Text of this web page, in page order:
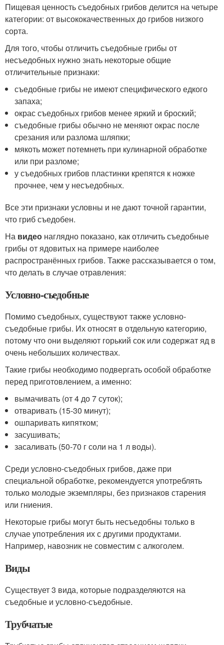
Пищевая ценность съедобных грибов делится на четыре
категории: от высококачественных до грибов низкого
сорта.
Для того, чтобы отличить съедобные грибы от
несъедобных нужно знать некоторые общие
отличительные признаки:
съедобные грибы не имеют специфического едкого
запаха;
окрас съедобных грибов менее яркий и броский;
съедобные грибы обычно не меняют окрас после
срезания или разлома шляпки;
мякоть может потемнеть при кулинарной обработке
или при разломе;
у съедобных грибов пластинки крепятся к ножке
прочнее, чем у несъедобных.
Все эти признаки условны и не дают точной гарантии,
что гриб съедобен.
На видео наглядно показано, как отличить съедобные
грибы от ядовитых на примере наиболее
распространённых грибов. Также рассказывается о том,
что делать в случае отравления:
Условно-съедобные
Помимо съедобных, существуют также условно-
съедобные грибы. Их относят в отдельную категорию,
потому что они выделяют горький сок или содержат яд в
очень небольших количествах.
Такие грибы необходимо подвергать особой обработке
перед приготовлением, а именно:
вымачивать (от 4 до 7 суток);
отваривать (15-30 минут);
ошпаривать кипятком;
засушивать;
засаливать (50-70 г соли на 1 л воды).
Среди условно-съедобных грибов, даже при
специальной обработке, рекомендуется употреблять
только молодые экземпляры, без признаков старения
или гниения.
Некоторые грибы могут быть несъедобны только в
случае употребления их с другими продуктами.
Например, навозник не совместим с алкоголем.
Виды
Существует 3 вида, которые подразделяются на
съедобные и условно-съедобные.
Трубчатые